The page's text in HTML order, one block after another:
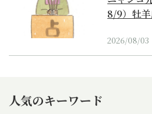
8/9）牡
2026/08/03
人気のキーワード